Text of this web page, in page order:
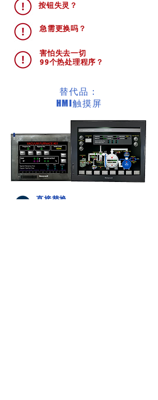
按钮失灵？
急需更换吗？
害怕失去一切
99个热处理程序？
替代品：
HMI触摸屏
直接替换